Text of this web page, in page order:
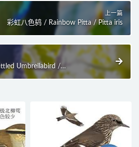
上一篇
彩虹八色鸫 / Rainbow Pitta / Pitta iris
Umbrellabird /